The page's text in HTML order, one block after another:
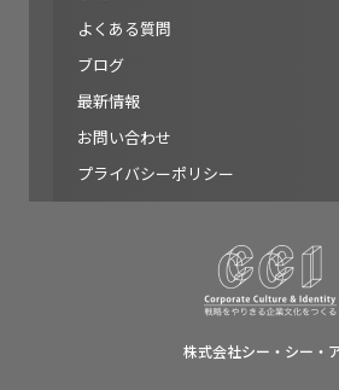
よくある質問
ブログ
最新情報
お問い合わせ
プライバシーポリシー
株式会社シー・シー・